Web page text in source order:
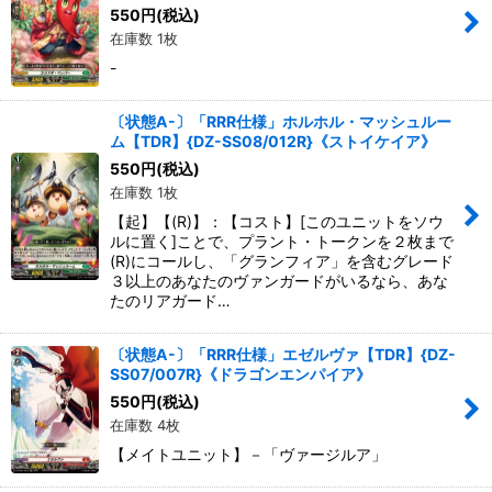
550円(税込)
在庫数 1枚
-
〔状態A-〕「RRR仕様」ホルホル・マッシュルー
ム【TDR】{DZ-SS08/012R}《ストイケイア》
550円(税込)
在庫数 1枚
【起】【(R)】：【コスト】[このユニットをソウ
ルに置く]ことで、プラント・トークンを２枚まで
(R)にコールし、「グランフィア」を含むグレード
３以上のあなたのヴァンガードがいるなら、あな
たのリアガード…
〔状態A-〕「RRR仕様」エゼルヴァ【TDR】{DZ-
SS07/007R}《ドラゴンエンパイア》
550円(税込)
在庫数 4枚
【メイトユニット】－「ヴァージルア」